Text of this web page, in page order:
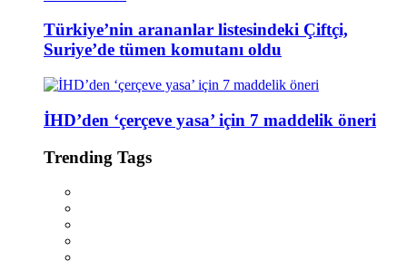
Türkiye’nin arananlar listesindeki Çiftçi,
Suriye’de tümen komutanı oldu
İHD’den ‘çerçeve yasa’ için 7 maddelik öneri
Trending Tags